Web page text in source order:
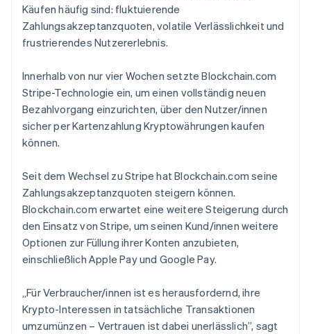
Käufen häufig sind: fluktuierende
Zahlungsakzeptanzquoten, volatile Verlässlichkeit und
frustrierendes Nutzererlebnis.
Innerhalb von nur vier Wochen setzte Blockchain.com
Stripe-Technologie ein, um einen vollständig neuen
Bezahlvorgang einzurichten, über den Nutzer/innen
sicher per Kartenzahlung Kryptowährungen kaufen
können.
Seit dem Wechsel zu Stripe hat Blockchain.com seine
Zahlungsakzeptanzquoten steigern können.
Blockchain.com erwartet eine weitere Steigerung durch
den Einsatz von Stripe, um seinen Kund/innen weitere
Optionen zur Füllung ihrer Konten anzubieten,
einschließlich Apple Pay und Google Pay.
„Für Verbraucher/innen ist es herausfordernd, ihre
Krypto-Interessen in tatsächliche Transaktionen
umzumünzen – Vertrauen ist dabei unerlässlich”, sagt